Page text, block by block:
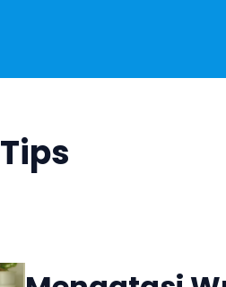
Tips